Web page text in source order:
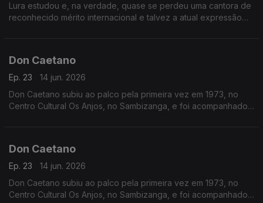
Lura estudou e, na verdade, quase se perdeu uma cantora de
reconhecido mérito internacional e talvez a atual expressão
Don Caetano
Ep. 23
14 jun. 2026
Don Caetano subiu ao palco pela primeira vez em 1973, no
Centro Cultural Os Anjos, no Sambizanga, e foi acompanhado
Don Caetano
Ep. 23
14 jun. 2026
Don Caetano subiu ao palco pela primeira vez em 1973, no
Centro Cultural Os Anjos, no Sambizanga, e foi acompanhado